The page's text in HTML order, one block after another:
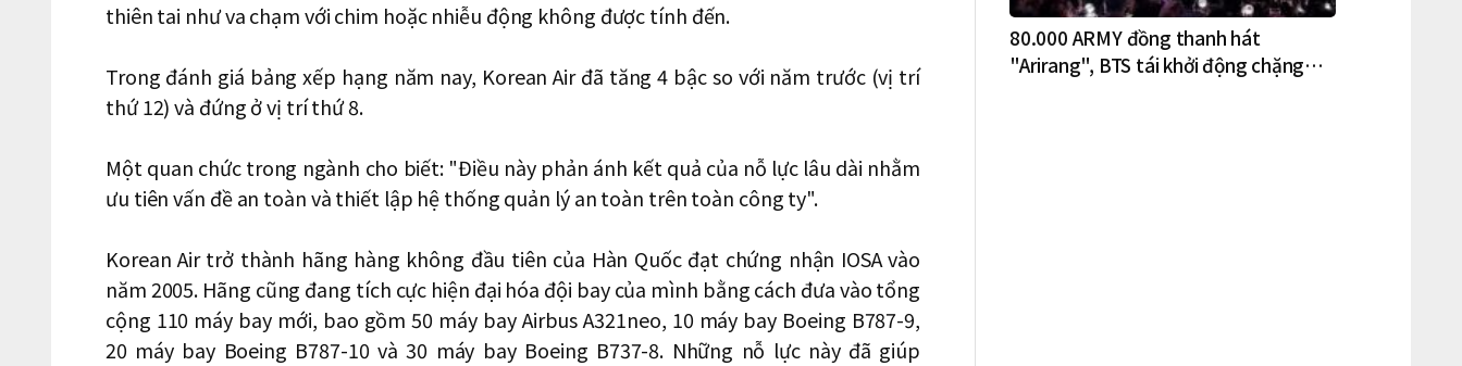
thiên tai như va chạm với chim hoặc nhiễu động không được tính đến.
Trong đánh giá bảng xếp hạng năm nay, Korean Air đã tăng 4 bậc so với năm trước (vị trí
thứ 12) và đứng ở vị trí thứ 8.
Một quan chức trong ngành cho biết: "Điều này phản ánh kết quả của nỗ lực lâu dài nhằm
ưu tiên vấn đề an toàn và thiết lập hệ thống quản lý an toàn trên toàn công ty".
Korean Air trở thành hãng hàng không đầu tiên của Hàn Quốc đạt chứng nhận IOSA vào
năm 2005. Hãng cũng đang tích cực hiện đại hóa đội bay của mình bằng cách đưa vào tổng
cộng 110 máy bay mới, bao gồm 50 máy bay Airbus A321neo, 10 máy bay Boeing B787-9,
20 máy bay Boeing B787-10 và 30 máy bay Boeing B737-8. Những nỗ lực này đã giúp
80.000 ARMY đồng thanh hát
"Arirang", BTS tái khởi động chặng